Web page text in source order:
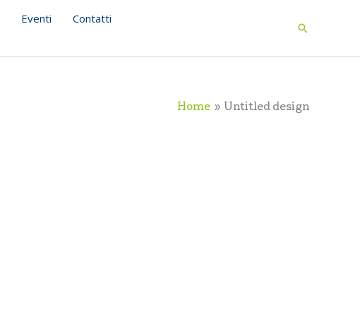
Eventi
Contatti
Search
Home Untitled design